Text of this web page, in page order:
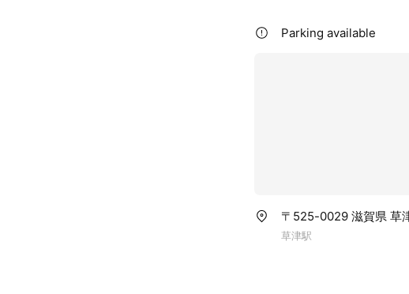
Parking available
〒525-0029 滋賀県 草
草津駅